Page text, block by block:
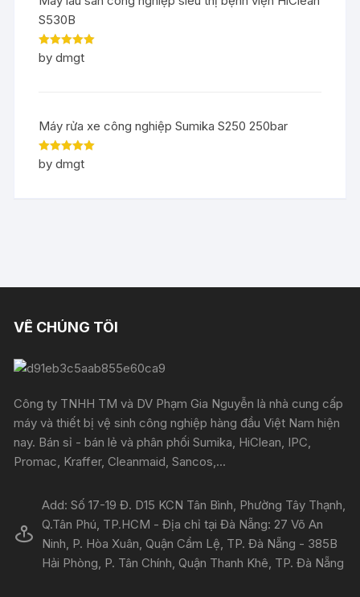
S530B
Rated5out
of 5
by dmgt
Máy rửa xe công nghiệp Sumika S250 250bar
Rated5out
of 5
by dmgt
VỀ CHÚNG TÔI
Công ty TNHH TM và DV Phạm Gia Nguyễn là nhà cung cấp
máy và thiết bị vệ sinh công nghiệp hàng đầu Việt Nam hiện
nay. Bán sỉ - bán lẻ và phân phối Sumika, HiClean, IPC,
Promac, Kraffer, Cleanmaid, Sancos,...
Add: Số 17-19 Đ. D15 KCN Tân Bình, Phường Tây Thạnh,
Q.Tân Phú, TP.HCM - Địa chỉ tại Đà Nẵng: 27 Võ An
Ninh, P. Hòa Xuân, Quận Cẩm Lệ, TP. Đà Nẵng - 385B
Hải Phòng, P. Tân Chính, Quận Thanh Khê, TP. Đà Nẵng